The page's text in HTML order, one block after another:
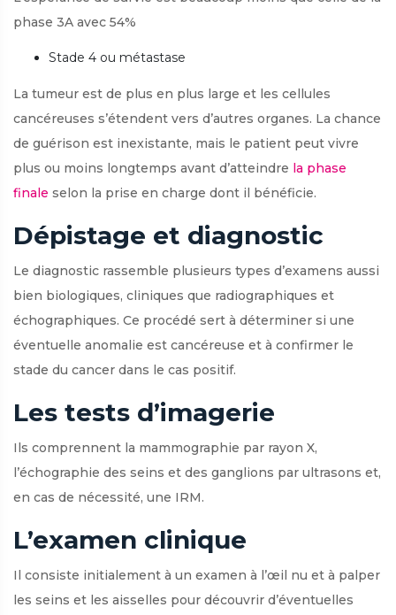
phase 3A avec 54%
Stade 4 ou métastase
La tumeur est de plus en plus large et les cellules
cancéreuses s’étendent vers d’autres organes. La chance
de guérison est inexistante, mais le patient peut vivre
plus ou moins longtemps avant d’atteindre la phase
finale selon la prise en charge dont il bénéficie.
Dépistage et diagnostic
Le diagnostic rassemble plusieurs types d’examens aussi
bien biologiques, cliniques que radiographiques et
échographiques. Ce procédé sert à déterminer si une
éventuelle anomalie est cancéreuse et à confirmer le
stade du cancer dans le cas positif.
Les tests d’imagerie
Ils comprennent la mammographie par rayon X,
l’échographie des seins et des ganglions par ultrasons et,
en cas de nécessité, une IRM.
L’examen clinique
Il consiste initialement à un examen à l’œil nu et à palper
les seins et les aisselles pour découvrir d’éventuelles